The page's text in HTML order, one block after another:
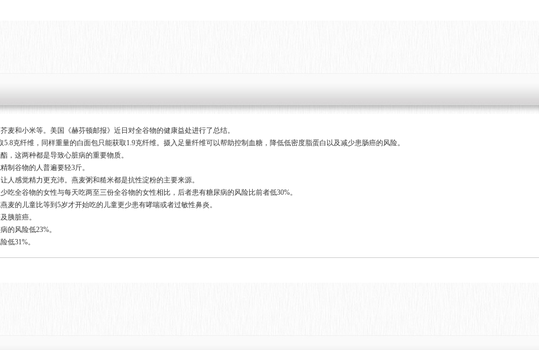
和小米等。美国《赫芬顿邮报》近日对全谷物的健康益处进行了总结。
克纤维，同样重量的白面包只能获取1.9克纤维。摄入足量纤维可以帮助控制血糖，降低低密度脂蛋白以及减少患肠癌的风险。
，这两种都是导致心脏病的重要物质。
制谷物的人普遍要轻3斤。
感觉精力更充沛。燕麦粥和糙米都是抗性淀粉的主要来源。
全谷物的女性与每天吃两至三份全谷物的女性相比，后者患有糖尿病的风险比前者低30%。
的儿童比等到5岁才开始吃的儿童更少患有哮喘或者过敏性鼻炎。
胰脏癌。
的风险低23%。
低31%。